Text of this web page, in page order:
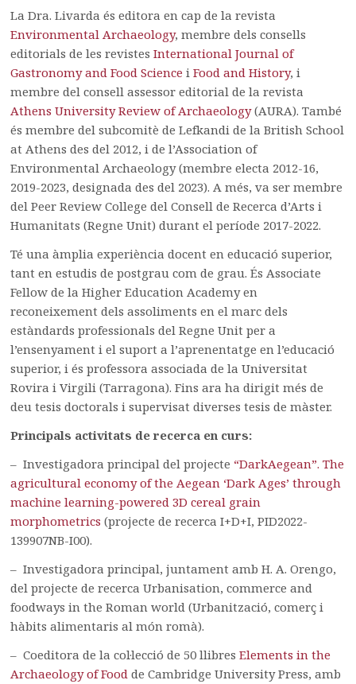
La Dra. Livarda és editora en cap de la revista
Environmental Archaeology, membre dels consells
editorials de les revistesInternational Journal of
Gastronomy and Food Science iFood and History, i
membre del consell assessor editorial de la revista
Athens University Review of Archaeology(AURA). També
és membre del subcomitè de Lefkandi de la British School
at Athens des del 2012, i de l’Association of
Environmental Archaeology (membre electa 2012-16,
2019-2023, designada des del 2023). A més, va ser membre
del Peer Review College del Consell de Recerca d’Arts i
Humanitats (Regne Unit) durant el període 2017-2022.
Té una àmplia experiència docent en educació superior,
tant en estudis de postgrau com de grau. És Associate
Fellow de la Higher Education Academy en
reconeixement dels assoliments en el marc dels
estàndards professionals del Regne Unit per a
l’ensenyament i el suport a l’aprenentatge en l’educació
superior, i és professora associada de la Universitat
Rovira i Virgili (Tarragona). Fins ara ha dirigit més de
deu tesis doctorals i supervisat diverses tesis de màster.
Principals activitats de recerca en curs:
– Investigadora principal del projecte “DarkAegean”. The
agricultural economy of the Aegean ‘Dark Ages’ through
machine learning-powered 3D cereal grain
morphometrics (projecte de recerca I+D+I, PID2022-
139907NB-I00).
– Investigadora principal, juntament amb H. A. Orengo,
del projecte de recerca Urbanisation, commerce and
foodways in the Roman world (Urbanització, comerç i
hàbits alimentaris al món romà).
– Coeditora de la col·lecció de 50 llibresElements in the
Archaeology of Food de Cambridge University Press, amb